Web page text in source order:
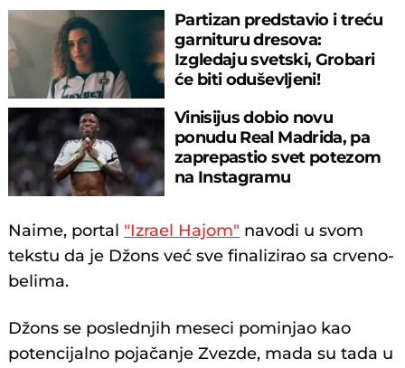
Partizan predstavio i treću
garnituru dresova:
Izgledaju svetski, Grobari
će biti oduševljeni!
Vinisijus dobio novu
ponudu Real Madrida, pa
zaprepastio svet potezom
na Instagramu
Naime, portal "Izrael Hajom" navodi u svom
tekstu da je Džons već sve finalizirao sa crveno-
belima.
Džons se poslednjih meseci pominjao kao
potencijalno pojačanje Zvezde, mada su tada u